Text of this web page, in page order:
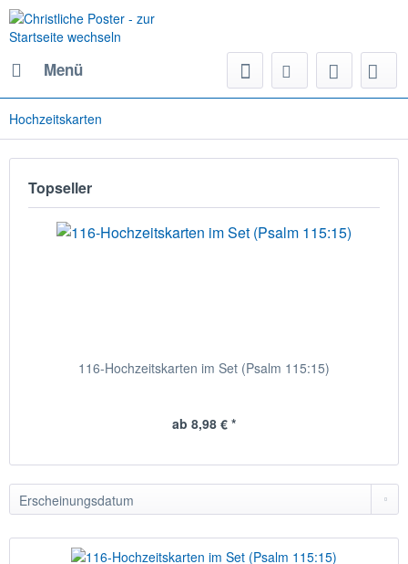
Menü
Hochzeitskarten
Topseller
116-Hochzeitskarten im Set (Psalm 115:15)
ab 8,98 € *